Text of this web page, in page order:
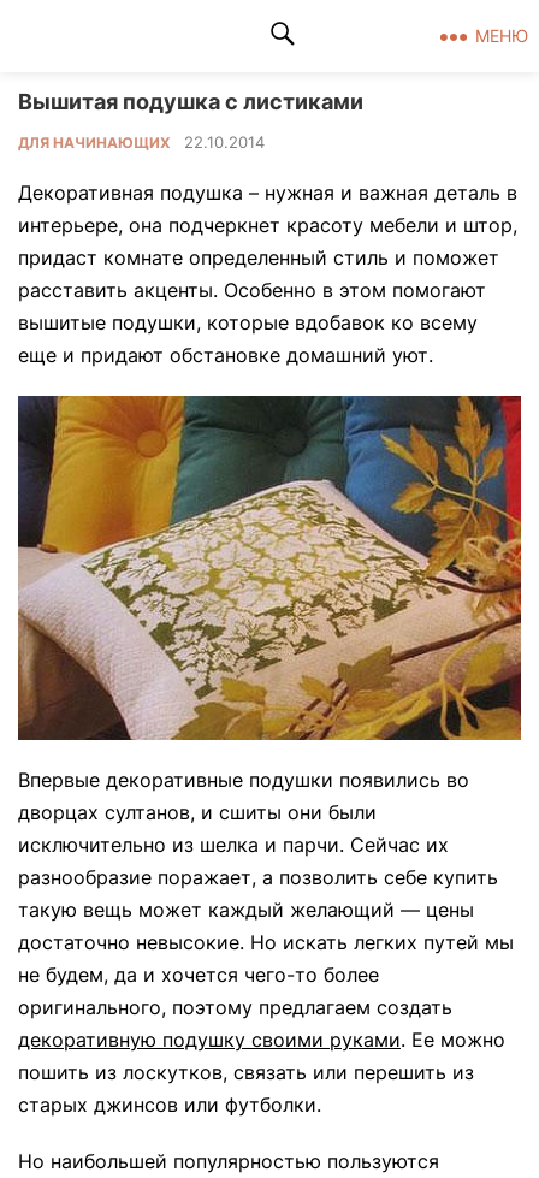
МЕНЮ
Вышитая подушка с листиками
ДЛЯ НАЧИНАЮЩИХ 22.10.2014
Декоративная подушка – нужная и важная деталь в
интерьере, она подчеркнет красоту мебели и штор,
придаст комнате определенный стиль и поможет
расставить акценты. Особенно в этом помогают
вышитые подушки, которые вдобавок ко всему
еще и придают обстановке домашний уют.
Впервые декоративные подушки появились во
дворцах султанов, и сшиты они были
исключительно из шелка и парчи. Сейчас их
разнообразие поражает, а позволить себе купить
такую вещь может каждый желающий — цены
достаточно невысокие. Но искать легких путей мы
не будем, да и хочется чего-то более
оригинального, поэтому предлагаем создать
декоративную подушку своими руками. Ее можно
пошить из лоскутков, связать или перешить из
старых джинсов или футболки.
Но наибольшей популярностью пользуются